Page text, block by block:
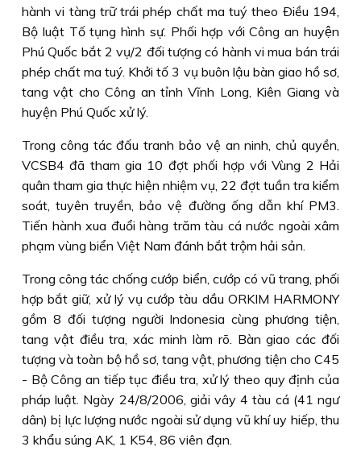
hành vi tàng trữ trái phép chất ma tuý theo Ðiều 194,
Bộ luật Tố tụng hình sự. Phối hợp với Công an huyện
Phú Quốc bắt 2 vụ/2 đối tượng có hành vi mua bán trái
phép chất ma tuý. Khởi tố 3 vụ buôn lậu bàn giao hồ sơ,
tang vật cho Công an tỉnh Vĩnh Long, Kiên Giang và
huyện Phú Quốc xử lý.
Trong công tác đấu tranh bảo vệ an ninh, chủ quyền,
VCSB4 đã tham gia 10 đợt phối hợp với Vùng 2 Hải
quân tham gia thực hiện nhiệm vụ, 22 đợt tuần tra kiểm
soát, tuyên truyền, bảo vệ đường ống dẫn khí PM3.
Tiến hành xua đuổi hàng trăm tàu cá nước ngoài xâm
phạm vùng biển Việt Nam đánh bắt trộm hải sản.
Trong công tác chống cướp biển, cướp có vũ trang, phối
hợp bắt giữ, xử lý vụ cướp tàu dầu ORKIM HARMONY
gồm 8 đối tượng người Indonesia cùng phương tiện,
tang vật điều tra, xác minh làm rõ. Bàn giao các đối
tượng và toàn bộ hồ sơ, tang vật, phương tiện cho C45
- Bộ Công an tiếp tục điều tra, xử lý theo quy định của
pháp luật. Ngày 24/8/2006, giải vây 4 tàu cá (41 ngư
dân) bị lực lượng nước ngoài sử dụng vũ khí uy hiếp, thu
3 khẩu súng AK, 1 K54, 86 viên đạn.